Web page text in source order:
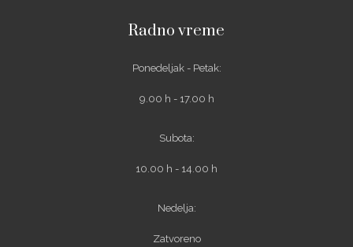
Radno vreme
Ponedeljak - Petak:
9.00 h - 17.00 h
Subota:
10.00 h - 14.00 h
Nedelja:
Zatvoreno